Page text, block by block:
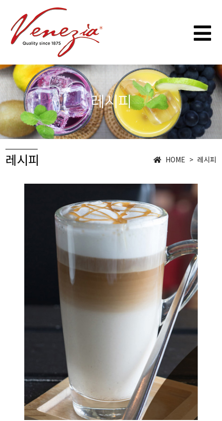
레시피
레시피 HOME > 레시피